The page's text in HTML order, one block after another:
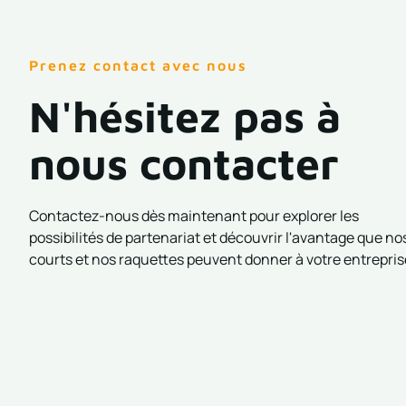
Prenez contact avec nous
N'hésitez pas à
nous contacter
Contactez-nous dès maintenant pour explorer les
possibilités de partenariat et découvrir l'avantage que
courts et nos raquettes peuvent donner à votre